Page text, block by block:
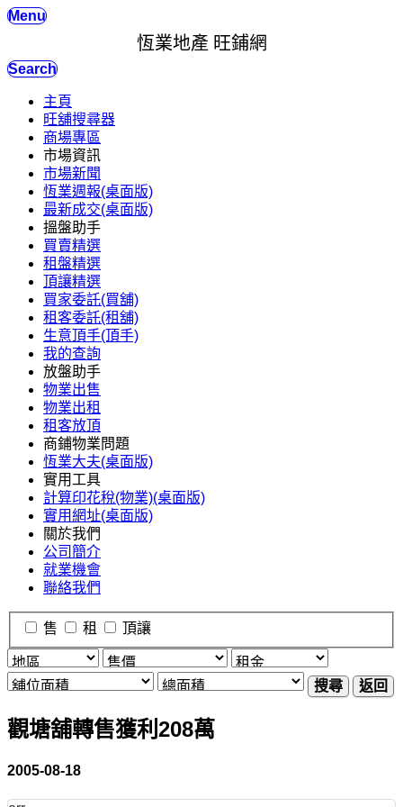
Menu
恆業地產 旺鋪網
Search
主頁
旺舖搜尋器
商場專區
市場資訊
市場新聞
恆業週報(桌面版)
最新成交(桌面版)
搵盤助手
買賣精選
租盤精選
頂讓精選
買家委託(買舖)
租客委託(租舖)
生意頂手(頂手)
我的查詢
放盤助手
物業出售
物業出租
租客放頂
商鋪物業問題
恆業大夫(桌面版)
實用工具
計算印花稅(物業)(桌面版)
實用網址(桌面版)
關於我們
公司簡介
就業機會
聯絡我們
售 租 頂讓
搜尋 返回
觀塘舖轉售獲利208萬
2005-08-18